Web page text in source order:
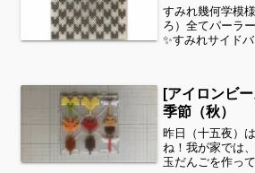
すみれ幾何学模
ろ）全てパーラ
✨すみれサイド
ら、他の図案も
^好きなサイズに
[アイロンビ
季節（秋）
昨日（十五夜）
ね！我が家では
玉だんごを作っ